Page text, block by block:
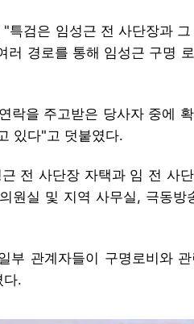
특검은 임성근 전 사단장과
러 경로를 통해 임성근 구명
락을 주고받은 당사자 중에
있다"고 덧붙였다.
전 사단장 자택과 임 전 사
원실 및 지역 사무실, 극동방
부 관계자들이 구명로비와
다.